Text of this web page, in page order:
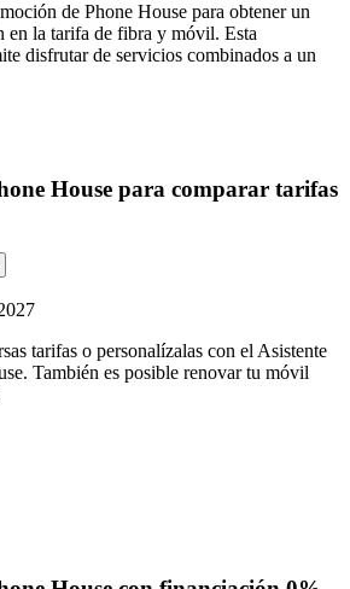
de Phone House para obtener un
en la tarifa de fibra y móvil. Esta
disfrutar de servicios combinados a un
House para comparar tarifas
tarifas o personalízalas con el Asistente
También es posible renovar tu móvil